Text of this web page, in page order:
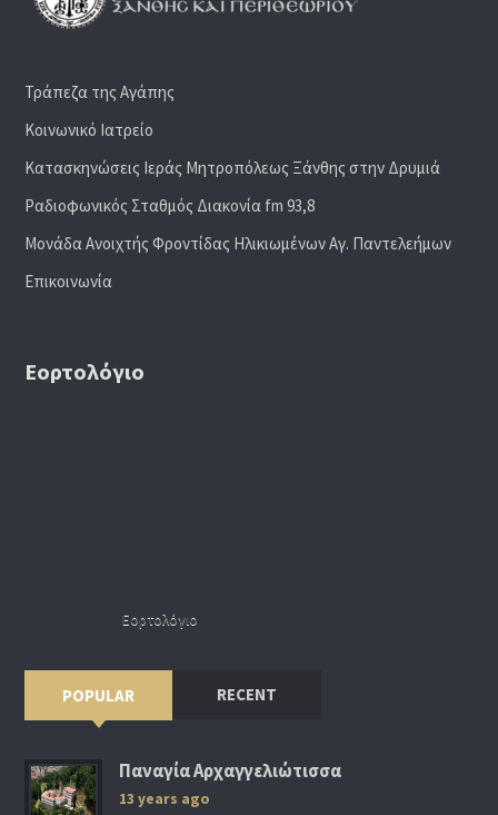
Τράπεζα της Αγάπης
Κοινωνικό Ιατρείο
Κατασκηνώσεις Ιεράς Μητροπόλεως Ξάνθης στην Δρυμιά
Ραδιoφωνικός Σταθμός Διακονία fm 93,8
Μονάδα Ανοιχτής Φροντίδας Ηλικιωμένων Αγ. Παντελεήμων
Επικοινωνία
Εορτολόγιο
Εορτολόγιο
POPULAR RECENT
Παναγία Αρχαγγελιώτισσα
13 years ago